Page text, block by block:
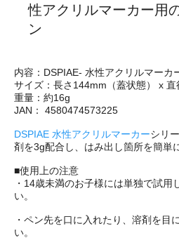
性アクリルマーカー用
ン
内容：DSPIAE- 水性アクリルマーカ
サイズ：長さ144mm（蓋状態） x 直
重量：約16g
JAN： 4580474573225
DSPIAE 水性アクリルマーカーシリ
剤を3g配合し、はみ出し箇所を簡単
■使用上の注意
・14歳未満のお子様には単独で試用
い。
・ペン先を口に入れたり、溶剤を目
い。